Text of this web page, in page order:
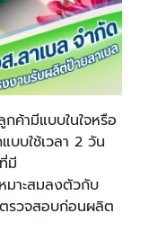
ค้ามีแบบในใจหรือ
บบใช้เวลา 2 วัน
มี
าะสมลงตัวกับ
รวจสอบก่อนผลิต